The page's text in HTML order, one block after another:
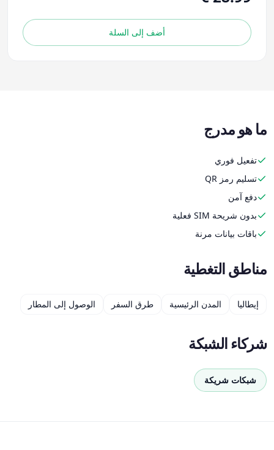
أضف إلى السلة
ما هو مدرج
تفعيل فوري
تسليم رمز QR
دفع آمن
بدون شريحة SIM فعلية
باقات بيانات مرنة
مناطق التغطية
إيطاليا المدن الرئيسية طرق السفر الوصول إلى المطار
شركاء الشبكة
شبكات شريكة